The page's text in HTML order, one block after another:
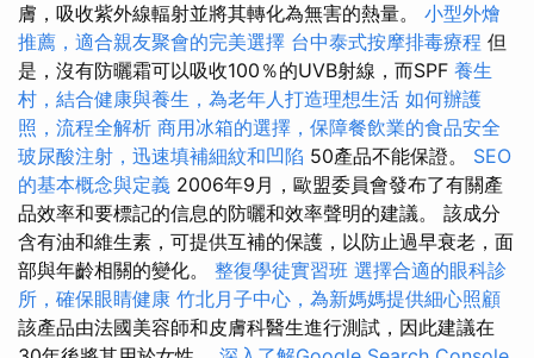
膚，吸收紫外線輻射並將其轉化為無害的熱量。 小型外燴
推薦，適合親友聚會的完美選擇 台中泰式按摩排毒療程 但
是，沒有防曬霜可以吸收100％的UVB射線，而SPF 養生
村，結合健康與養生，為老年人打造理想生活 如何辦護
照，流程全解析 商用冰箱的選擇，保障餐飲業的食品安全
玻尿酸注射，迅速填補細紋和凹陷 50產品不能保證。 SEO
的基本概念與定義 2006年9月，歐盟委員會發布了有關產
品效率和要標記的信息的防曬和效率聲明的建議。 該成分
含有油和維生素，可提供互補的保護，以防止過早衰老，面
部與年齡相關的變化。 整復學徒實習班 選擇合適的眼科診
所，確保眼睛健康 竹北月子中心，為新媽媽提供細心照顧
該產品由法國美容師和皮膚科醫生進行測試，因此建議在